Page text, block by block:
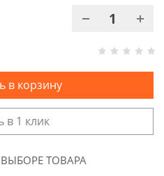
в корзину
в 1 клик
ТОВАРА